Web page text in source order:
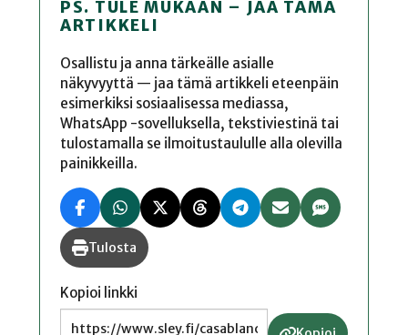
PS. TULE MUKAAN – JAA TÄMÄ
ARTIKKELI
Osallistu ja anna tärkeälle asialle
näkyvyyttä — jaa tämä artikkeli eteenpäin
esimerkiksi sosiaalisessa mediassa,
WhatsApp -sovelluksella, tekstiviestinä tai
tulostamalla se ilmoitustaululle alla olevilla
painikkeilla.
Tulosta
Kopioi linkki